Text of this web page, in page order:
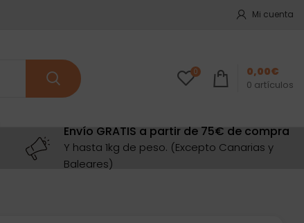
Mi cuenta
0
0 artículos
0,00€
Envío GRATIS a partir de 75€ de compra
Y hasta 1kg de peso. (Excepto Canarias y
Baleares)